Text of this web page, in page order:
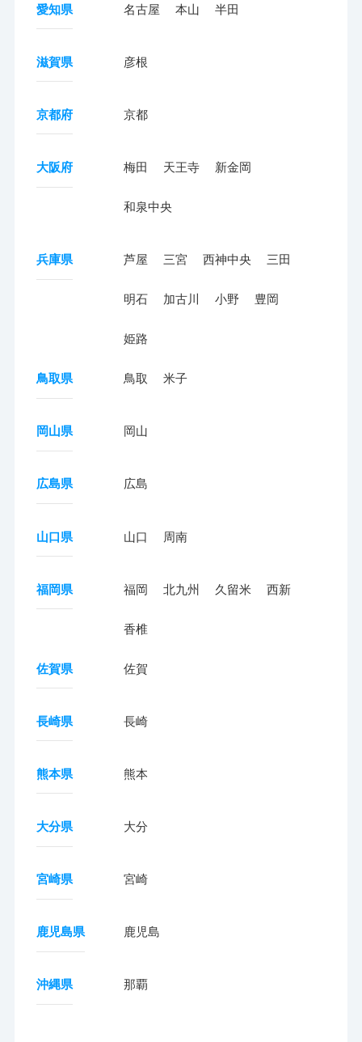
愛知県 名古屋 本山 半田
滋賀県 彦根
京都府 京都
大阪府 梅田 天王寺 新金岡
和泉中央
兵庫県 芦屋 三宮 西神中央 三田
明石 加古川 小野 豊岡
姫路
鳥取県 鳥取 米子
岡山県 岡山
広島県 広島
山口県 山口 周南
福岡県 福岡 北九州 久留米 西新
香椎
佐賀県 佐賀
長崎県 長崎
熊本県 熊本
大分県 大分
宮崎県 宮崎
鹿児島県 鹿児島
沖縄県 那覇